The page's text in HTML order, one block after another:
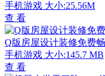
手机游戏 大小:25.56M
查 看
Q版房屋设计装修免费
手机游戏 大小:145.7 MB
查 看